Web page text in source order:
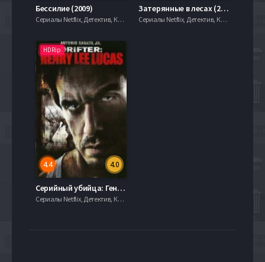
Бессилие (2009)
Сериалы Netflix, Детектив, Комедии, Криминал, Триллеры, serial.mob
Затерянные в лесах (2012)
Сериалы Netflix, Детектив, Комедии, Криминал, Триллеры, serial.mob
HDRip
4.0
4.4
Серийный убийца: Генри Ли Лукас / Бродяга Генри Ли Лукас (2009)
Сериалы Netflix, Детектив, Комедии, Криминал, Триллеры, serial.mob